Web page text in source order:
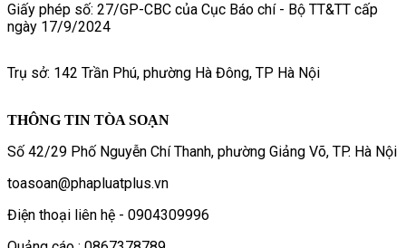
Giấy phép số: 27/GP-CBC của Cục Báo chí - Bộ TT&TT cấp
ngày 17/9/2024
Trụ sở: 142 Trần Phú, phường Hà Đông, TP Hà Nội
THÔNG TIN TÒA SOẠN
Số 42/29 Phố Nguyễn Chí Thanh, phường Giảng Võ, TP. Hà Nội
toasoan@phapluatplus.vn
Điện thoại liên hệ - 0904309996